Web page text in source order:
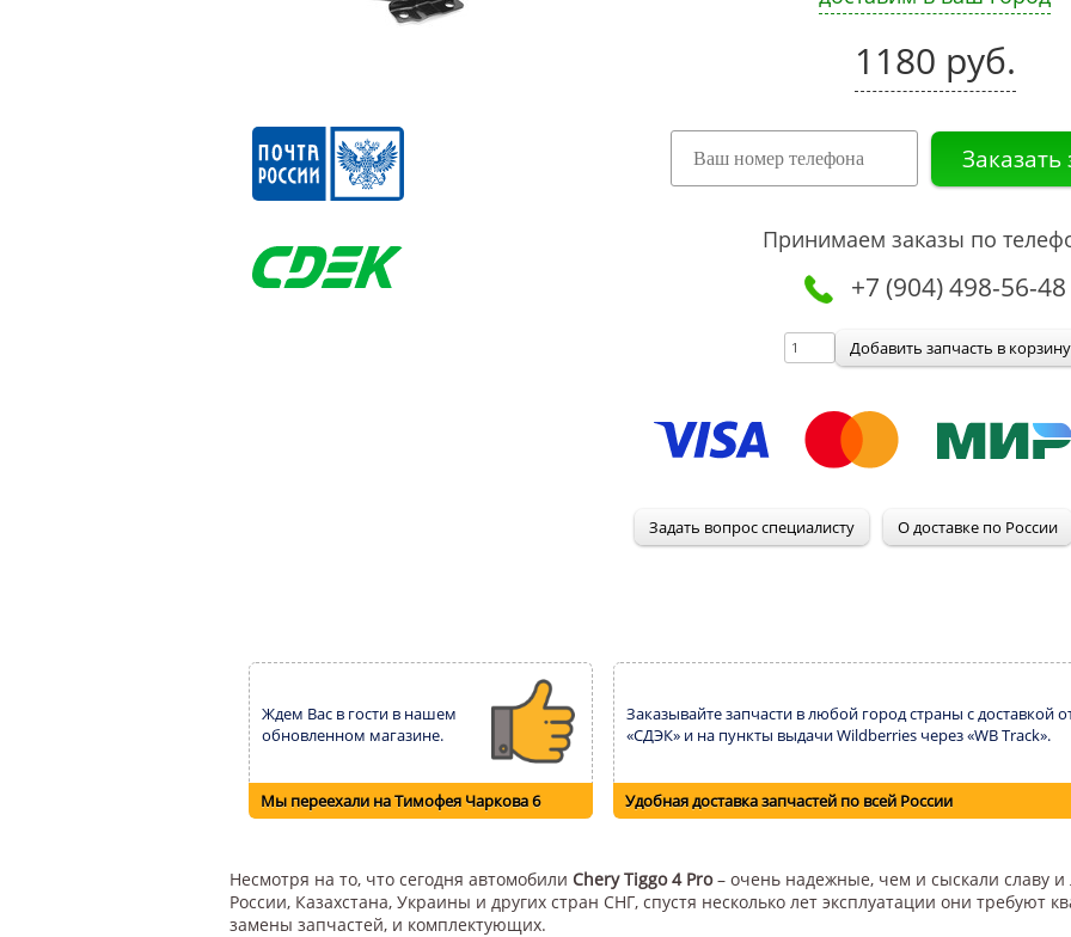
1180 руб.
Принимаем заказы по
+7 (904) 498-56-48
Ждем Вас в гости в нашем
обновленном магазине.
Мы переехали на Тимофея Чаркова 6
Заказывайте запчасти в любой город страны с доставкой
«СДЭК» и на пункты выдачи Wildberries через «WB Track».
Удобная доставка запчастей по всей России
Несмотря на то, что сегодня автомобили Chery Tiggo 4 Pro– очень надежные, чем и сыскали славу
России, Казахстана, Украины и других стран СНГ, спустя несколько лет эксплуатации они требуют
замены запчастей, и комплектующих.